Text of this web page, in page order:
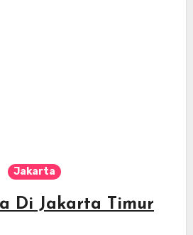
Jakarta
Di Jakarta Timur